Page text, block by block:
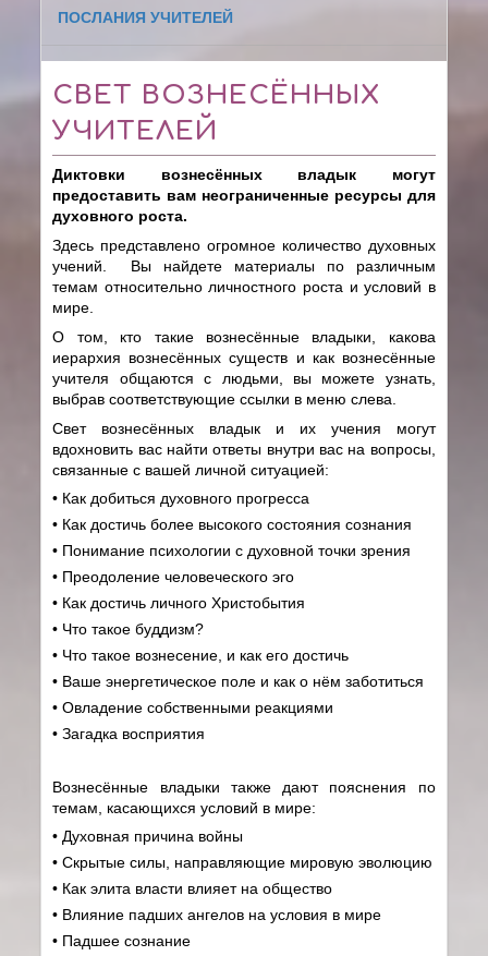
ПОСЛАНИЯ УЧИТЕЛЕЙ
СВЕТ ВОЗНЕСЁННЫХ
УЧИТЕЛЕЙ
Диктовки вознесённых владык могут
предоставить вам неограниченные ресурсы для
духовного роста.
Здесь представлено огромное количество духовных
учений. Вы найдете материалы по различным
темам относительно личностного роста и условий в
мире.
О том, кто такие вознесённые владыки, какова
иерархия вознесённых существ и как вознесённые
учителя общаются с людьми, вы можете узнать,
выбрав соответствующие ссылки в меню слева.
Свет вознесённых владык и их учения могут
вдохновить вас найти ответы внутри вас на вопросы,
связанные с вашей личной ситуацией:
• Как добиться духовного прогресса
• Как достичь более высокого состояния сознания
• Понимание психологии с духовной точки зрения
• Преодоление человеческого эго
• Как достичь личного Христобытия
• Что такое буддизм?
• Что такое вознесение, и как его достичь
• Ваше энергетическое поле и как о нём заботиться
• Овладение собственными реакциями
• Загадка восприятия
Вознесённые владыки также дают пояснения по
темам, касающихся условий в мире:
• Духовная причина войны
• Скрытые силы, направляющие мировую эволюцию
• Как элита власти влияет на общество
• Влияние падших ангелов на условия в мире
• Падшее сознание